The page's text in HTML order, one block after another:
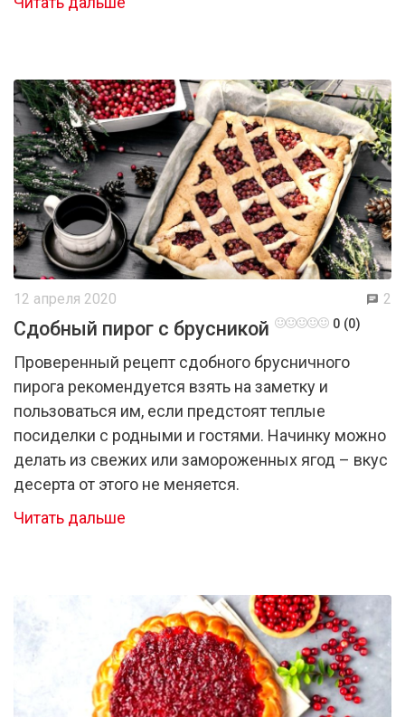
12 апреля 2020 2
Сдобный пирог с брусникой 0 (0)
Проверенный рецепт сдобного брусничного
пирога рекомендуется взять на заметку и
пользоваться им, если предстоят теплые
посиделки с родными и гостями. Начинку можно
делать из свежих или замороженных ягод – вкус
десерта от этого не меняется.
Читать дальше